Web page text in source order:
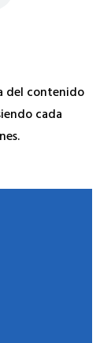
del contenido
cada